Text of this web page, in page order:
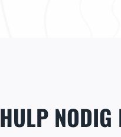
HULP NODIG